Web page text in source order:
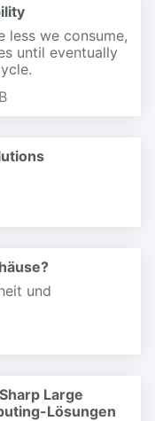
less we consume,
until eventually
und
Large
Lösungen